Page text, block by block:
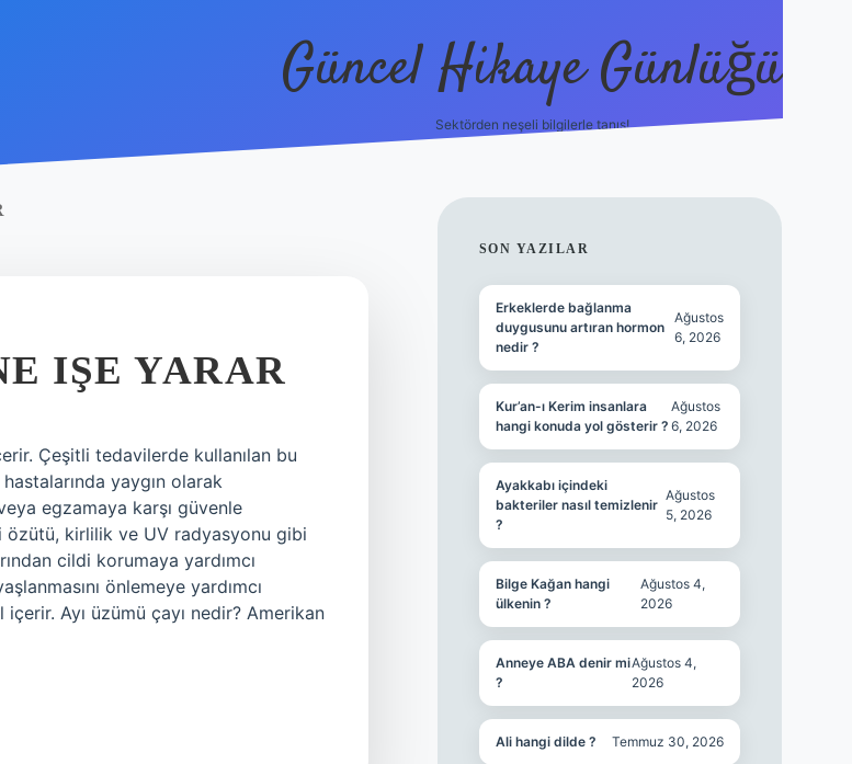
Güncel Hikaye Günlüğü
Sektörden neşeli bilgilerle tanış!
IŞE YARAR
Çeşitli tedavilerde kullanılan bu
yaygın olarak
egzamaya karşı güvenle
özütü, kirlilik ve UV radyasyonu gibi
cildi korumaya yardımcı
önlemeye yardımcı
Ayı üzümü çayı nedir? Amerikan
SIDEBAR
SON YAZILAR
Erkeklerde bağlanma
duygusunu artıran hormon
nedir ?
Ağustos
6, 2026
Kur’an-ı Kerim insanlara
hangi konuda yol gösterir ?
Ağustos
6, 2026
Ayakkabı içindeki
bakteriler nasıl temizlenir
?
Ağustos
5, 2026
Bilge Kağan hangi
ülkenin ?
Ağustos 4,
2026
Anneye ABA denir mi
?
Ağustos 4,
2026
Ali hangi dilde ? Temmuz 30, 2026